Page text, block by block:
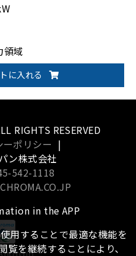
領域
直列5台または並列5台）
に入れる
RIGHTS RESERVED
ーポリシー |
ン株式会社
542-1118
in the APP
用することで最適な機能を
覧を継続することにより、